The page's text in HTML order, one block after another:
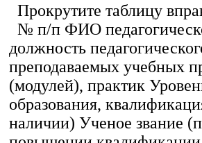
Прокрутите таблицу
№ п/п ФИО
должность
преподаваемых учебных
(модулей), практик
образования,
наличии) Ученое звание